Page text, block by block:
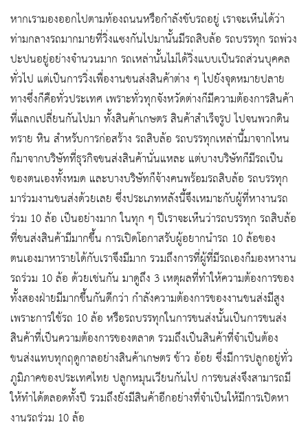
หากเรามองออกไปตามท้องถนนหรือกำลังขับรถอยู่ เราจะเห็นได้ว่า
ท่ามกลางรถมากมายที่วิ่งแซงกันไปมานั้นมีรถสิบล้อ รถบรรทุก รถพ่วง
ปะปนอยู่อย่างจำนวนมาก รถเหล่านั้นไม่ได้วิ่งแบบเป็นรถส่วนบุคคล
ทั่วไป แต่เป็นการวิ่งเพื่องานขนส่งสินค้าต่าง ๆ ไปยังจุดหมายปลาย
ทางซึ่งก็คือทั่วประเทศ เพราะทั่วทุกจังหวัดต่างก็มีความต้องการสินค้า
ที่แลกเปลี่ยนกันไปมา ทั้งสินค้าเกษตร สินค้าสำเร็จรูป ไปจนพวกดิน
ทราย หิน สำหรับการก่อสร้าง รถสิบล้อ รถบรรทุกเหล่านี้มาจากไหน
ก็มาจากบริษัทที่ธุรกิจขนส่งสินค้านั่นแหละ แต่บางบริษัทก็มีรถเป็น
ของตนเองทั้งหมด และบางบริษัทก็จ้างคนพร้อมรถสิบล้อ รถบรรทุก
มาร่วมงานขนส่งด้วยเลย ซึ่งประเภทหลังนี้จึงเหมาะกับผู้ที่หางานรถ
ร่วม 10 ล้อ เป็นอย่างมาก ในทุก ๆ ปีเราจะเห็นว่ารถบรรทุก รถสิบล้อ
ที่ขนส่งสินค้ามีมากขึ้น การเปิดโอกาสรับผู้อยากนำรถ 10 ล้อของ
ตนเองมาหารายได้กับเราจึงมีมาก รวมถึงการที่ผู้ที่มีรถเองก็มองหางาน
รถร่วม 10 ล้อ ด้วยเช่นกัน มาดูถึง 3 เหตุผลที่ทำให้ความต้องการของ
ทั้งสองฝ่ายมีมากขึ้นกันดีกว่า กำลังความต้องการของงานขนส่งมีสูง
เพราะการใช้รถ 10 ล้อ หรือรถบรรทุกในการขนส่งนั้นเป็นการขนส่ง
สินค้าที่เป็นความต้องการของตลาด รวมถึงเป็นสินค้าที่จำเป็นต้อง
ขนส่งแทบทุกฤดูกาลอย่างสินค้าเกษตร ข้าว อ้อย ซึ่งมีการปลูกอยู่ทั่ว
ภูมิภาคของประเทศไทย ปลูกหมุนเวียนกันไป การขนส่งจึงสามารถมี
ให้ทำได้ตลอดทั้งปี รวมถึงยังมีสินค้าอีกอย่างที่จำเป็นให้มีการเปิดหา
งานรถร่วม 10 ล้อ